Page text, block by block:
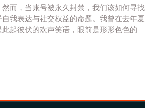
而，当账号被永久封禁，我们该如何寻找
我表达与社交权益的命题。我曾在去年夏
起彼伏的欢声笑语，眼前是形形色色的